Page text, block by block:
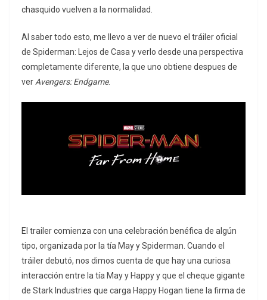
chasquido vuelven a la normalidad.
Al saber todo esto, me llevo a ver de nuevo el tráiler oficial
de Spiderman: Lejos de Casa y verlo desde una perspectiva
completamente diferente, la que uno obtiene despues de
ver Avengers: Endgame.
El trailer comienza con una celebración benéfica de algún
tipo, organizada por la tía May y Spiderman. Cuando el
tráiler debutó, nos dimos cuenta de que hay una curiosa
interacción entre la tía May y Happy y que el cheque gigante
de Stark Industries que carga Happy Hogan tiene la firma de